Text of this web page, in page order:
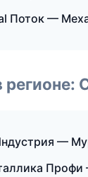
Поток —
регионе:
—
Профи